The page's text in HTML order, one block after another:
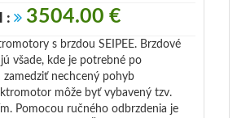
: 3504.00 €
s brzdou SEIPEE. Brzdové
všade, kde je potrebné po
nechcený pohyb
môže byť vybavený tzv.
Pomocou ručného odbrzdenia je